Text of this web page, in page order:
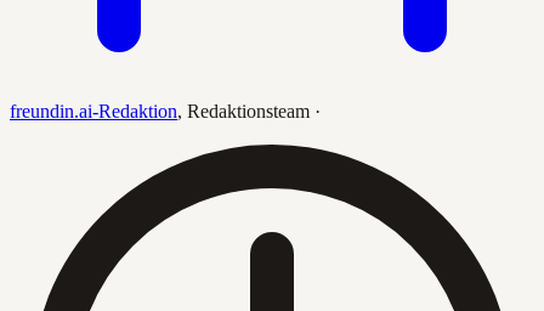
freundin.ai-Redaktion, Redaktionsteam ·